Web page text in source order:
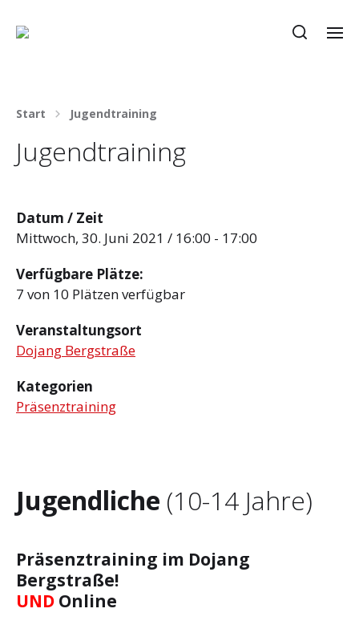
Start Jugendtraining
Jugendtraining
Datum / Zeit
Mittwoch, 30. Juni 2021 / 16:00 - 17:00
Verfügbare Plätze:
7 von 10 Plätzen verfügbar
Veranstaltungsort
Dojang Bergstraße
Kategorien
Präsenztraining
Jugendliche (10-14 Jahre)
Präsenztraining im Dojang
Bergstraße!
UND Online